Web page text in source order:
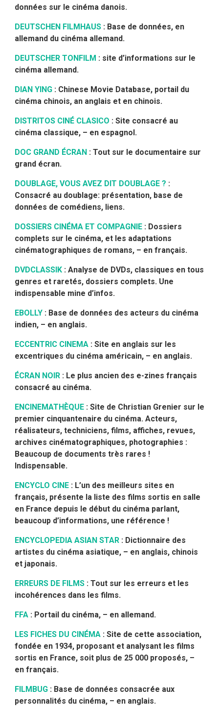
données sur le cinéma danois.
DEUTSCHEN FILMHAUS : Base de données, en
allemand du cinéma allemand.
DEUTSCHER TONFILM : site d’informations sur le
cinéma allemand.
DIAN YING : Chinese Movie Database, portail du
cinéma chinois, an anglais et en chinois.
DISTRITOS CINÉ CLASICO : Site consacré au
cinéma classique, – en espagnol.
DOC GRAND ÉCRAN : Tout sur le documentaire sur
grand écran.
DOUBLAGE, VOUS AVEZ DIT DOUBLAGE ? :
Consacré au doublage: présentation, base de
données de comédiens, liens.
DOSSIERS CINÉMA ET COMPAGNIE : Dossiers
complets sur le cinéma, et les adaptations
cinématographiques de romans, – en français.
DVDCLASSIK : Analyse de DVDs, classiques en tous
genres et raretés, dossiers complets. Une
indispensable mine d’infos.
EBOLLY : Base de données des acteurs du cinéma
indien, – en anglais.
ECCENTRIC CINEMA : Site en anglais sur les
excentriques du cinéma américain, – en anglais.
ÉCRAN NOIR : Le plus ancien des e-zines français
consacré au cinéma.
ENCINEMATHÈQUE : Site de Christian Grenier sur le
premier cinquantenaire du cinéma. Acteurs,
réalisateurs, techniciens, films, affiches, revues,
archives cinématographiques, photographies :
Beaucoup de documents très rares !
Indispensable.
ENCYCLO CINE : L’un des meilleurs sites en
français, présente la liste des films sortis en salle
en France depuis le début du cinéma parlant,
beaucoup d’informations, une référence !
ENCYCLOPEDIA ASIAN STAR : Dictionnaire des
artistes du cinéma asiatique, – en anglais, chinois
et japonais.
ERREURS DE FILMS : Tout sur les erreurs et les
incohérences dans les films.
FFA : Portail du cinéma, – en allemand.
LES FICHES DU CINÉMA : Site de cette association,
fondée en 1934, proposant et analysant les films
sortis en France, soit plus de 25 000 proposés, –
en français.
FILMBUG : Base de données consacrée aux
personnalités du cinéma, – en anglais.